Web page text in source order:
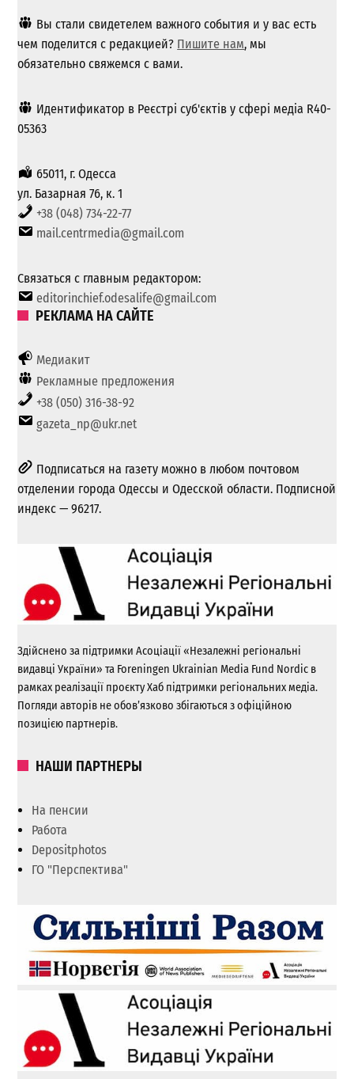
Вы стали свидетелем важного события и у вас есть
чем поделится с редакцией? Пишите нам, мы
обязательно свяжемся с вами.
Идентификатор в Реєстрі суб'єктів у сфері медіа R40-
05363
65011, г. Одесса
ул. Базарная 76, к. 1
+38 (048) 734-22-77
mail.centrmedia@gmail.com
Связаться с главным редактором:
editorinchief.odesalife@gmail.com
РЕКЛАМА НА САЙТЕ
Медиакит
Рекламные предложения
+38 (050) 316-38-92
gazeta_np@ukr.net
Подписаться на газету можно в любом почтовом
отделении города Одессы и Одесской области. Подписной
индекс — 96217.
Здійснено за підтримки Асоціації «Незалежні регіональні
видавці України» та Foreningen Ukrainian Media Fund Nordic в
рамках реалізації проєкту Хаб підтримки регіональних медіа.
Погляди авторів не обов’язково збігаються з офіційною
позицією партнерів.
НАШИ ПАРТНЕРЫ
На пенсии
Работа
Depositphotos
ГО "Перспектива"